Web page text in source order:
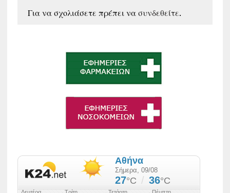
Για να σχολιάσετε πρέπει νασυνδεθείτε.